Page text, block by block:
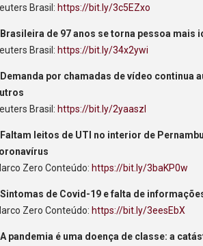
Brasil: https://bit.ly/3c5EZxo
Brasileira de 97 anos se torna pessoa mais
Brasil: https://bit.ly/34x2ywi
Demanda por chamadas de vídeo continua
Brasil: https://bit.ly/2yaaszI
Faltam leitos de UTI no interior de
Zero Conteúdo: https://bit.ly/3baKP0w
Sintomas de Covid-19 e falta de
Zero Conteúdo: https://bit.ly/3eesEbX
A pandemia é uma doença de classe: a